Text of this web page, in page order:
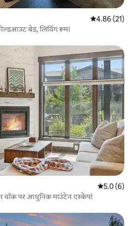
औसत रेटिंग 5 में
4.86 (21)
बेड, लिविंग रूम।
औसत रेटिंग 5
5.0 (6)
वॉक पर आधुनिक माउंटेन एस्केप!